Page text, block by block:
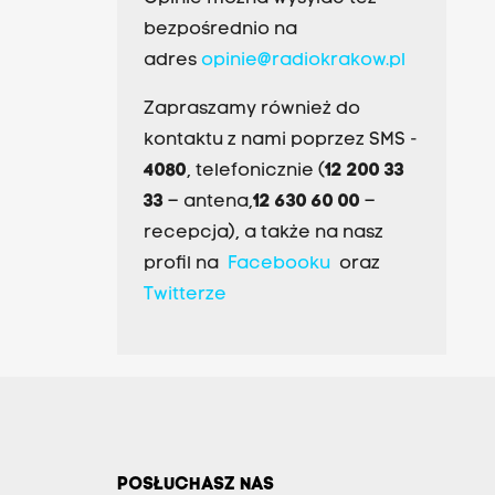
bezpośrednio na
adres opinie@radiokrakow.pl
Zapraszamy również do
kontaktu z nami poprzez SMS -
4080, telefonicznie (12 200 33
33– antena,12 630 60 00 –
recepcja), a także na nasz
profil na Facebookuoraz
Twitterze
POSŁUCHASZ NAS